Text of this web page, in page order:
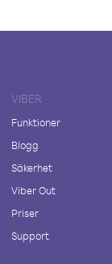
VIBER
Funktioner
Blogg
Säkerhet
Viber Out
Priser
Support